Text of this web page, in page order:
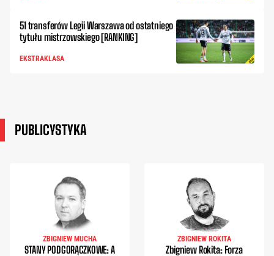
51 transferów Legii Warszawa od ostatniego
tytułu mistrzowskiego [RANKING]
EKSTRAKLASA
PUBLICYSTYKA
ZBIGNIEW MUCHA
STANY PODGORĄCZKOWE: A
ZBIGNIEW ROKITA
Zbigniew Rokita: Forza